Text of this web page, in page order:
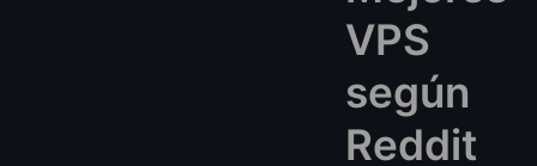
VPS
según
Reddit